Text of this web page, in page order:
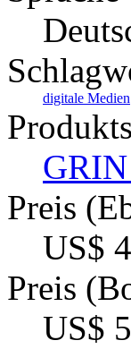
digitale Medien
Preis
US$
Preis
US$